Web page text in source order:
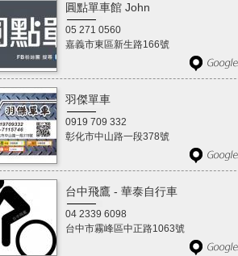
圓點單車館 John
05 271 0560
嘉義市東區新生路166號
羽傑單車
0919 709 332
彰化市中山路一段378號
台中飛鷹 - 華泰自行車
04 2339 6098
台中市霧峰區中正路1063號